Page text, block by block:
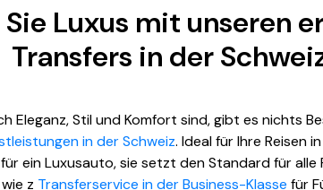
Luxus mit unseren
Transfers in der
Eleganz, Stil und Komfort sind, gibt es nichts
in der Schweiz. Ideal für Ihre Reisen
ein Luxusauto, sie setzt den Standard für alle
z Transferservice in der Business-Klasse für